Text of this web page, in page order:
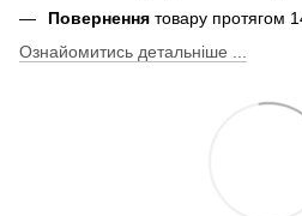
Повернення товару протягом
Ознайомитись детальніше ...